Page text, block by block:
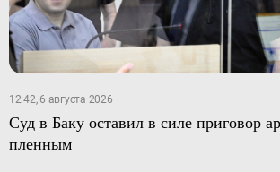
12:42, 6 августа 2026
Суд в Баку оставил в силе приговор
пленным